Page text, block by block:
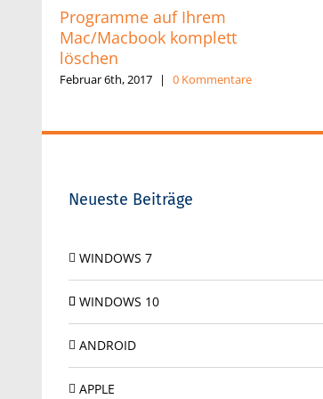
Programme auf Ihrem
Mac/Macbook komplett
löschen
Februar 6th, 2017 | 0 Kommentare
Neueste Beiträge
WINDOWS 7
WINDOWS 10
ANDROID
APPLE